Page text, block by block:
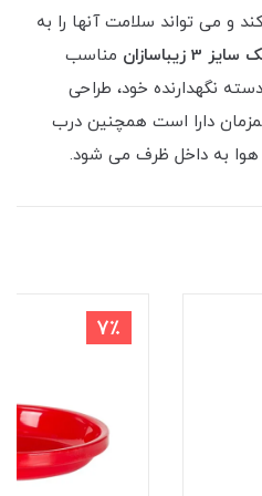
و می تواند سلامت آنها را به
مناسب
نگهدارنده خود، طراحی
دارا است همچنین درب
هوا به داخل ظرف می شود.
7٪